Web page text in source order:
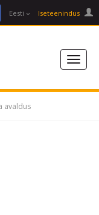
Eesti Iseteenindus
avaldus